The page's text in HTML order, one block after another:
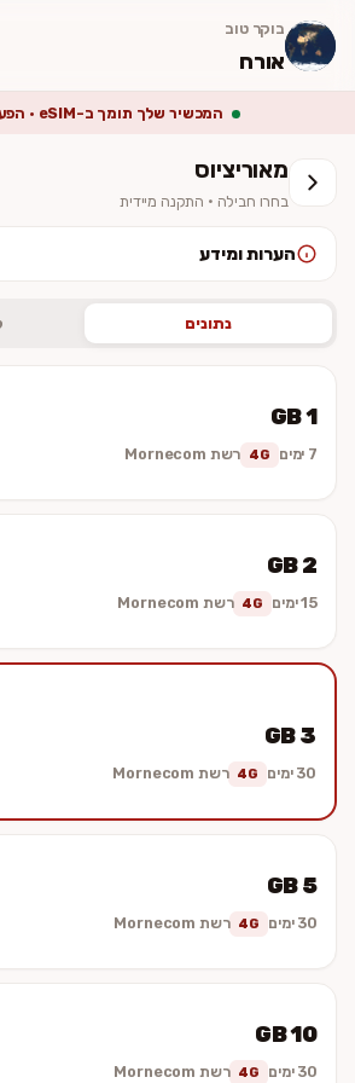
בוקר טוב
אורח
המכשיר שלך תומך ב-eSIM · הפעלה מיידית
מאוריציוס
בחרו חבילה · התקנה מיידית
הערות ומידע
וכולל מע״מ. ההתקנה מיידית — לא נשלח כרטיס
נתונים
1 GB
7 ימים 4G רשת Mornecom
2 GB
15 ימים 4G רשת Mornecom
3 GB
30 ימים 4G רשת Mornecom
5 GB
30 ימים 4G רשת Mornecom
10 GB
30 ימים 4G רשת Mornecom